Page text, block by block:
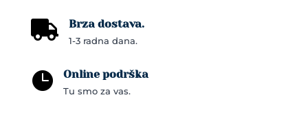
 Brza dostava.
1-3 radna dana.
 Online podrška
Tu smo za vas.